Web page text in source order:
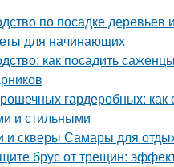
по посадке деревьев и
для начинающих
как посадить
гардеробных: как
и стильными
и скверы Самары для
брус от трещин: